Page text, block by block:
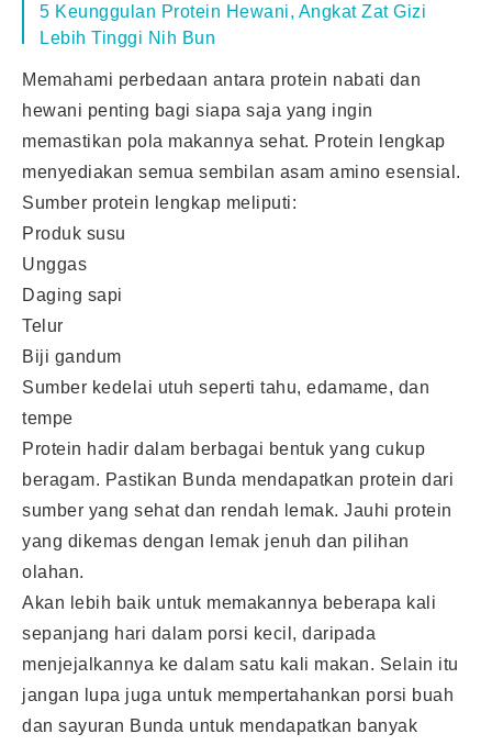
5 Keunggulan Protein Hewani, Angkat Zat Gizi
Lebih Tinggi Nih Bun
Memahami perbedaan antara protein nabati dan
hewani penting bagi siapa saja yang ingin
memastikan pola makannya sehat. Protein lengkap
menyediakan semua sembilan asam amino esensial.
Sumber protein lengkap meliputi:
Produk susu
Unggas
Daging sapi
Telur
Biji gandum
Sumber kedelai utuh seperti tahu, edamame, dan
tempe
Protein hadir dalam berbagai bentuk yang cukup
beragam. Pastikan Bunda mendapatkan protein dari
sumber yang sehat dan rendah lemak. Jauhi protein
yang dikemas dengan lemak jenuh dan pilihan
olahan.
Akan lebih baik untuk memakannya beberapa kali
sepanjang hari dalam porsi kecil, daripada
menjejalkannya ke dalam satu kali makan. Selain itu
jangan lupa juga untuk mempertahankan porsi buah
dan sayuran Bunda untuk mendapatkan banyak